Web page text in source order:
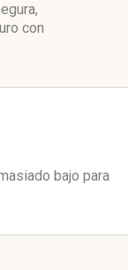
con
bajo para